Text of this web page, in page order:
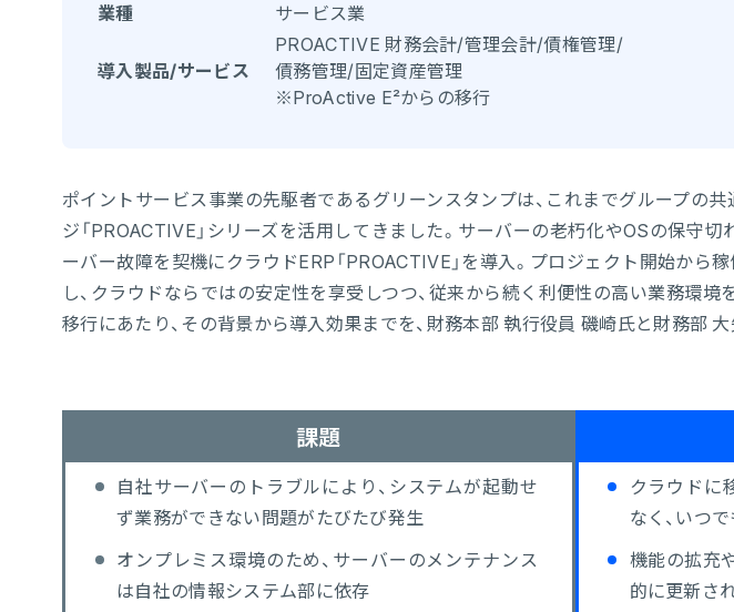
業種
サービス業
導入製品/サービス
PROACTIVE 財務会計/管理会計/債権管理/
債務管理/固定資産管理
※ProActive E²からの移行
ポイントサービス事業の先駆者であるグリーンスタンプは、これまでグループの
ジ「PROACTIVE」シリーズを活用してきました。サーバーの老朽化やOSの保守
ーバー故障を契機にクラウドERP「PROACTIVE」を導入。プロジェクト開始から
し、クラウドならではの安定性を享受しつつ、従来から続く利便性の高い業務環境
移行にあたり、その背景から導入効果までを、財務本部 執行役員 磯崎氏と財務部 大
課題
自社サーバーのトラブルにより、システムが起動せ
ず業務ができない問題がたびたび発生
オンプレミス環境のため、サーバーのメンテナンス
は自社の情報システム部に依存
クラウドに
なく、いつ
機能の拡充
的に更新さ